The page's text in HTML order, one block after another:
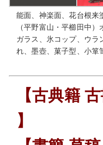
能面、神楽面、花台根来
（平野富山・平櫛田中
ガラス、氷コップ、ウラ
れ、墨壺、菓子型、小箪
【古典籍
】